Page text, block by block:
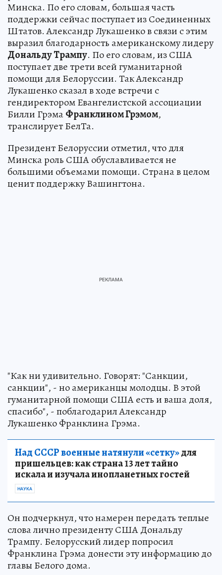
Минска. По его словам, большая часть
поддержки сейчас поступает из Соединенных
Штатов. Александр Лукашенко в связи с этим
выразил благодарность американскому лидеру
Дональду Трампу. По его словам, из США
поступает две трети всей гуманитарной
помощи для Белоруссии. Так Александр
Лукашенко сказал в ходе встречи с
гендиректором Евангелистской ассоциации
Билли ГрэмаФранклином Грэмом,
транслирует БелТа.
Президент Белоруссии отметил, что для
Минска роль США обуславливается не
большими объемами помощи. Страна в целом
ценит поддержку Вашингтона.
"Как ни удивительно. Говорят: "Санкции,
санкции", - но американцы молодцы. В этой
гуманитарной помощи США есть и ваша доля,
спасибо", - поблагодарил Александр
Лукашенко Франклина Грэма.
Над СССР военные натянули «сетку»для
пришельцев: как страна 13 лет тайно
искала и изучала инопланетных гостей
НАУКА
Он подчеркнул, что намерен передать теплые
слова лично президенту США Дональду
Трампу. Белорусский лидер попросил
Франклина Грэма донести эту информацию до
главы Белого дома.